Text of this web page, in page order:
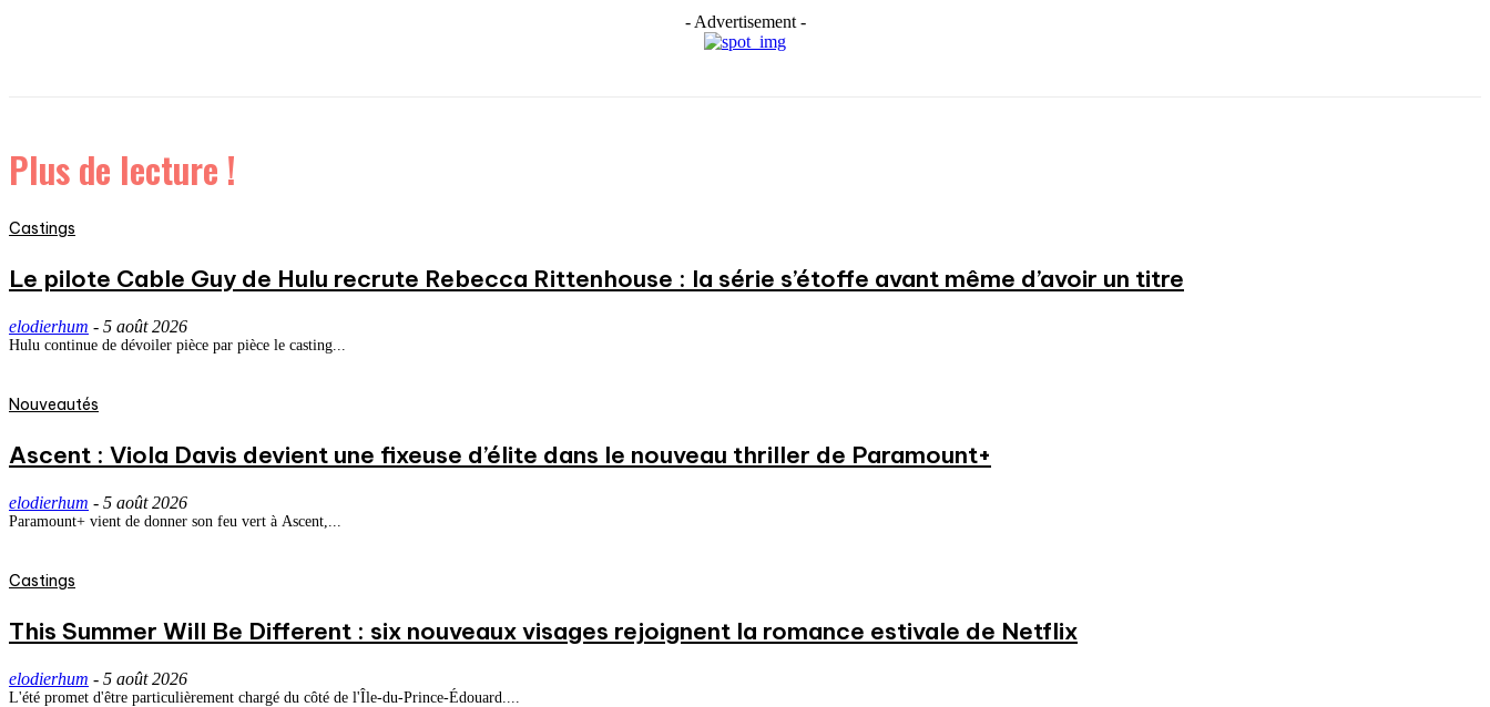
- Advertisement -
Plus de lecture !
Castings
Le pilote Cable Guy de Hulu recrute Rebecca Rittenhouse : la série s’étoffe avant même d’avoir un titre
elodierhum - 5 août 2026
Hulu continue de dévoiler pièce par pièce le casting...
Nouveautés
Ascent : Viola Davis devient une fixeuse d’élite dans le nouveau thriller de Paramount+
elodierhum - 5 août 2026
Paramount+ vient de donner son feu vert à Ascent,...
Castings
This Summer Will Be Different : six nouveaux visages rejoignent la romance estivale de Netflix
elodierhum - 5 août 2026
L'été promet d'être particulièrement chargé du côté de l'Île-du-Prince-Édouard....